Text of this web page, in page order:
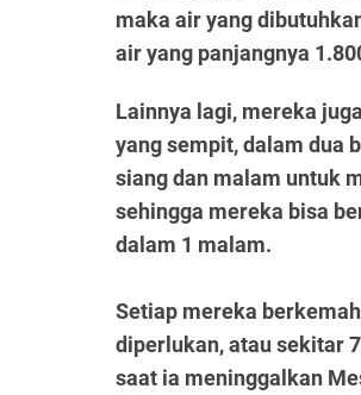
maka air yang
air yang panjangnya
Lainnya lagi, mereka
yang sempit, dalam dua
siang dan malam untuk
sehingga mereka bisa
dalam 1 malam.
Setiap mereka
diperlukan, atau sekitar
saat ia meninggalkan